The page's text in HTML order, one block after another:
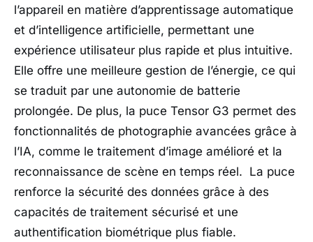
l’appareil en matière d’apprentissage automatique
et d’intelligence artificielle, permettant une
expérience utilisateur plus rapide et plus intuitive.
Elle offre une meilleure gestion de l’énergie, ce qui
se traduit par une autonomie de batterie
prolongée. De plus, la puce Tensor G3 permet des
fonctionnalités de photographie avancées grâce à
l’IA, comme le traitement d’image amélioré et la
reconnaissance de scène en temps réel. La puce
renforce la sécurité des données grâce à des
capacités de traitement sécurisé et une
authentification biométrique plus fiable.